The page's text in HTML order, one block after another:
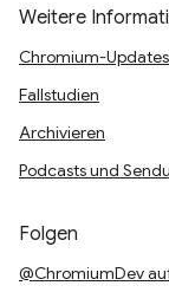
Weitere
Chromium-Updates
Fallstudien
Archivieren
Podcasts und
Folgen
@ChromiumDev